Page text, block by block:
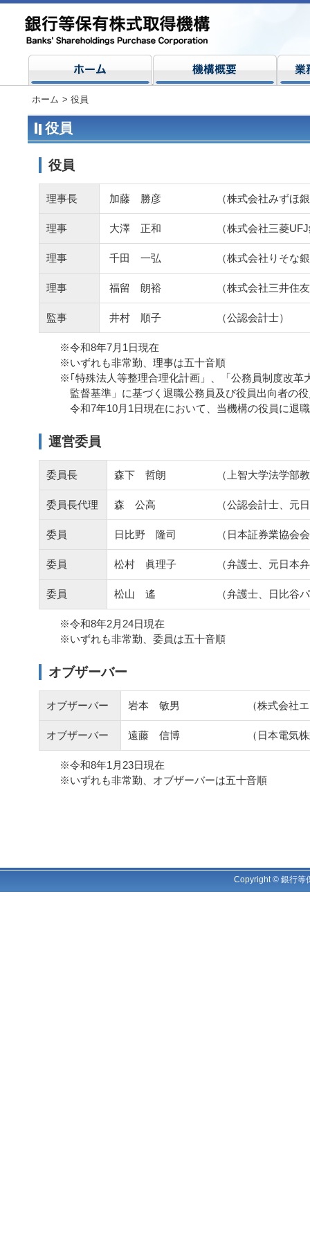
ホーム > 役員
役員
役員
理事長 加藤 勝彦 （株式会社みずほ
理事 大澤 正和 （株式会社三菱
理事 千田 一弘 （株式会社りそな
理事 福留 朗裕 （株式会社三井住
監事 井村 順子 （公認会計士）
※令和8年7月1日現在
※いずれも非常勤、理事は五十音順
※｢特殊法人等整理合理化計画」、「公務員制度改革
監督基準」に基づく退職公務員及び役員出向者の
令和7年10月1日現在において、当機構の役員に退
運営委員
委員長 森下 哲朗 （上智大学法学部
委員長代理 森 公高 （公認会計士、元
委員 日比野 隆司 （日本証券業協会
委員 松村 眞理子 （弁護士、元日本
委員 松山 遙 （弁護士、日比谷
※令和8年2月24日現在
※いずれも非常勤、委員は五十音順
オブザーバー
オブザーバー 岩本 敏男 （株式会社
オブザーバー 遠藤 信博 （日本電気
※令和8年1月23日現在
※いずれも非常勤、オブザーバーは五十音順
Copyright © 銀行等